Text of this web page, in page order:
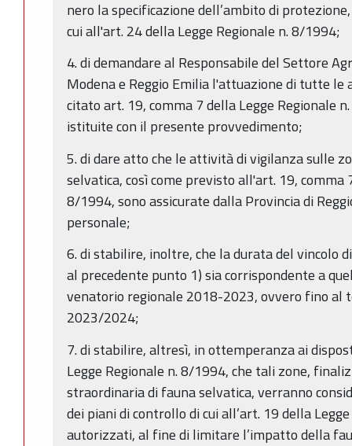
nero la specificazione dell’ambito di
cui all'art. 24 della Legge Regionale n. 8/1994;
4. di demandare al Responsabile del Settore
Modena e Reggio Emilia l'attuazione di tutte
citato art. 19, comma 7 della Legge Regionale
istituite con il presente provvedimento;
5. di dare atto che le attività di vigilanza sulle
selvatica, così come previsto all'art. 19, comma
8/1994, sono assicurate dalla Provincia di
personale;
6. di stabilire, inoltre, che la durata del vincolo
al precedente punto 1) sia corrispondente a
venatorio regionale 2018-2023, ovvero fino al
2023/2024;
7. di stabilire, altresì, in ottemperanza ai
Legge Regionale n. 8/1994, che tali zone,
straordinaria di fauna selvatica, verranno
dei piani di controllo di cui all’art. 19 della
autorizzati, al fine di limitare l’impatto della